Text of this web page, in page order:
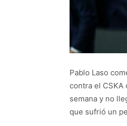
Pablo Laso
contra el CSKA
semana y no
que sufrió un